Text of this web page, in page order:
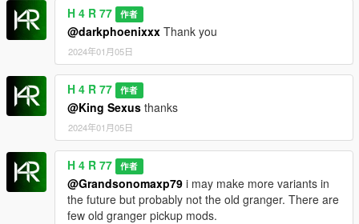
H 4 R 77 作者
@darkphoenixxx Thank you
2024年01月05日
H 4 R 77 作者
@King Sexus thanks
2024年01月05日
H 4 R 77 作者
@Grandsonomaxp79 i may make more variants in
the future but probably not the old granger. There are
few old granger pickup mods.